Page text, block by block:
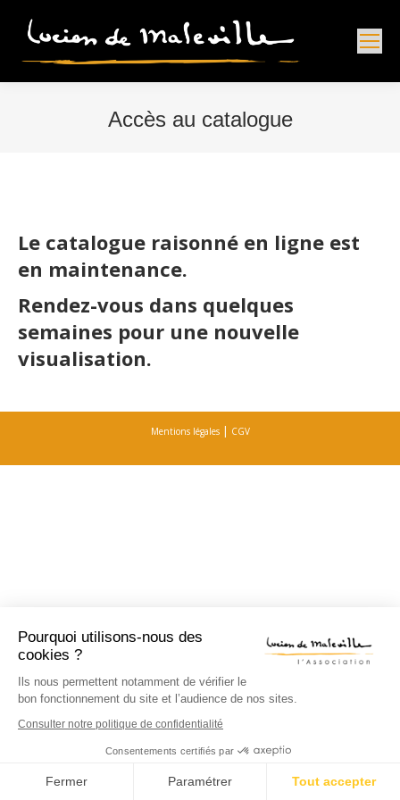
Accès au catalogue
Le catalogue raisonné en ligne est
en maintenance.
Rendez-vous dans quelques
semaines pour une nouvelle
visualisation.
Mentions légales| CGV
Pourquoi utilisons-nous des
cookies ?
Ils nous permettent notamment de vérifier le
bon fonctionnement du site et l’audience de nos sites.
Consulter notre politique de confidentialité
Consentements certifiés par
Fermer Paramétrer Tout accepter